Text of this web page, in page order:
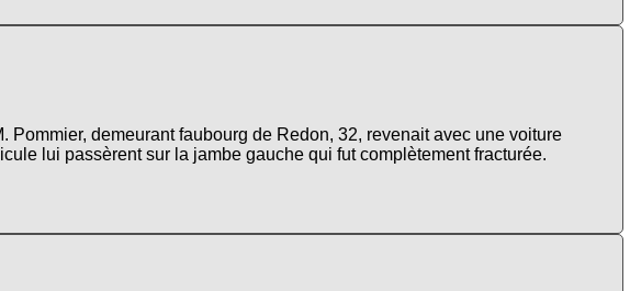
demeurant faubourg de Redon, 32, revenait avec une voiture
lui passèrent sur la jambe gauche qui fut complètement fracturée.